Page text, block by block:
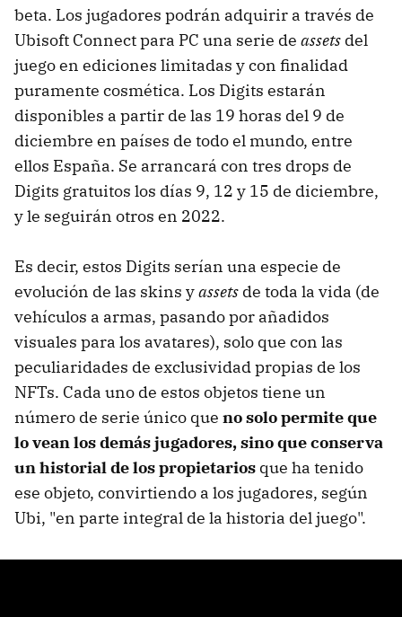
beta. Los jugadores podrán adquirir a través de
Ubisoft Connect para PC una serie de assets del
juego en ediciones limitadas y con finalidad
puramente cosmética. Los Digits estarán
disponibles a partir de las 19 horas del 9 de
diciembre en países de todo el mundo, entre
ellos España. Se arrancará con tres drops de
Digits gratuitos los días 9, 12 y 15 de diciembre,
y le seguirán otros en 2022.
Es decir, estos Digits serían una especie de
evolución de las skins yassets de toda la vida (de
vehículos a armas, pasando por añadidos
visuales para los avatares), solo que con las
peculiaridades de exclusividad propias de los
NFTs. Cada uno de estos objetos tiene un
número de serie único que no solo permite que
lo vean los demás jugadores, sino que conserva
un historial de los propietarios que ha tenido
ese objeto, convirtiendo a los jugadores, según
Ubi, "en parte integral de la historia del juego".